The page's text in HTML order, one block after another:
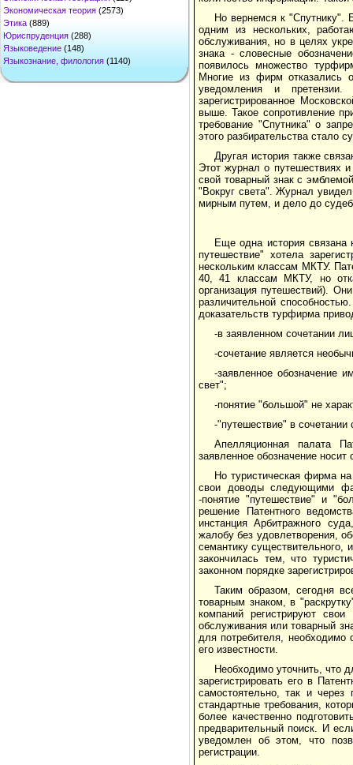
Экономическая теория (2573)
Этика (889)
Юриспруденция (288)
Языковедение (148)
Языкознание, филология (1140)
Но вернемся к "Спутнику".
одним из нескольких,
обслуживания, но в целях
знака - словесные
появилось множество
Многие из фирм отказались
уведомления и
зарегистрированное
выше. Такое сопротивление
требование "Спутника" о
этого разбирательства стало
Другая история также
Этот журнал о путешествиях
свой товарный знак с
"Вокруг света". Журнал
мирным путем, и дело до
Еще одна история связана
путешествие" хотела
нескольким классам МКТУ.
40, 41 классам МКТУ, но
организация путешествий).
различительной
доказательств турфирма
-в заявленном сочетании
-сочетание является
-заявленное обозначение
свет";
-понятие "большой" не
-"путешествие" в
Апелляционная палата
заявленное обозначение
Но туристическая фирма
свои доводы следующими
-понятие "путешествие" и
решение Патентного
инстанция Арбитражного
жалобу без удовлетворения,
семантику существительного,
закончилась тем, что
законном порядке
Таким образом, сегодня
товарным знаком, в
компаний регистрируют
обслуживания или товарный
для потребителя, необходимо
его известности.
Необходимо уточнить, что
зарегистрировать его в
самостоятельно, так и через
стандартные требования,
более качественно
предварительный поиск. И
уведомлен об этом, что
регистрации.